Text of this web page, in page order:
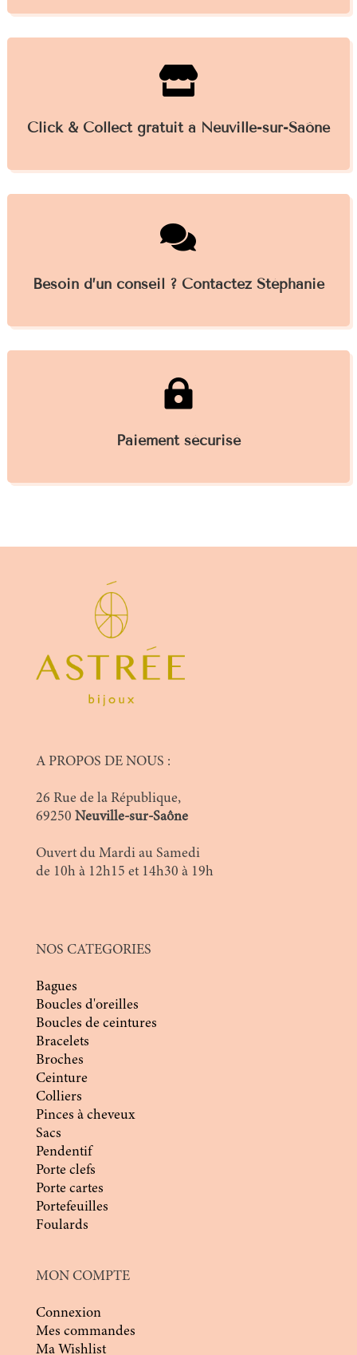

Click & Collect gratuit à Neuville-sur-Saône

Besoin d’un conseil ? Contactez Stéphanie

Paiement sécurisé
A PROPOS DE NOUS :
26 Rue de la République,
69250 Neuville-sur-Saône
Ouvert du Mardi au Samedi
de 10h à 12h15 et 14h30 à 19h
NOS CATEGORIES
Bagues
Boucles d'oreilles
Boucles de ceintures
Bracelets
Broches
Ceinture
Colliers
Pinces à cheveux
Sacs
Pendentif
Porte clefs
Porte cartes
Portefeuilles
Foulards
MON COMPTE
Connexion
Mes commandes
Ma Wishlist